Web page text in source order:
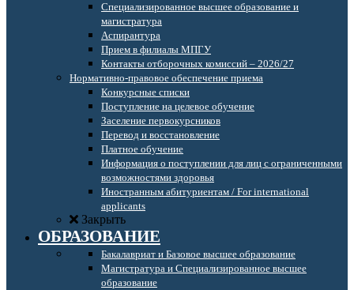
Специализированное высшее образование и
магистратура
Аспирантура
Прием в филиалы МПГУ
Контакты отборочных комиссий – 2026/27
Нормативно-правовое обеспечение приема
Конкурсные списки
Поступление на целевое обучение
Заселение первокурсников
Перевод и восстановление
Платное обучение
Информация о поступлении для лиц с ограниченными
возможностями здоровья
Иностранным абитуриентам / For international
applicants
Закрыть
ОБРАЗОВАНИЕ
Бакалавриат и Базовое высшее образование
Магистратура и Специализированное высшее
образование